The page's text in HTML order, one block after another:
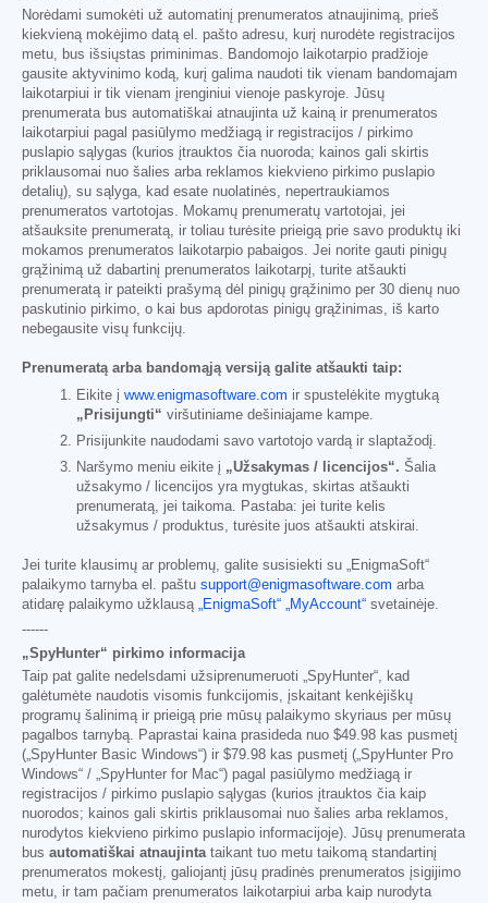
Norėdami sumokėti už automatinį prenumeratos atnaujinimą, prieš
kiekvieną mokėjimo datą el. pašto adresu, kurį nurodėte registracijos
metu, bus išsiųstas priminimas. Bandomojo laikotarpio pradžioje
gausite aktyvinimo kodą, kurį galima naudoti tik vienam bandomajam
laikotarpiui ir tik vienam įrenginiui vienoje paskyroje. Jūsų
prenumerata bus automatiškai atnaujinta už kainą ir prenumeratos
laikotarpiui pagal pasiūlymo medžiagą ir registracijos / pirkimo
puslapio sąlygas (kurios įtrauktos čia nuoroda; kainos gali skirtis
priklausomai nuo šalies arba reklamos kiekvieno pirkimo puslapio
detalių), su sąlyga, kad esate nuolatinės, nepertraukiamos
prenumeratos vartotojas. Mokamų prenumeratų vartotojai, jei
atšauksite prenumeratą, ir toliau turėsite prieigą prie savo produktų iki
mokamos prenumeratos laikotarpio pabaigos. Jei norite gauti pinigų
grąžinimą už dabartinį prenumeratos laikotarpį, turite atšaukti
prenumeratą ir pateikti prašymą dėl pinigų grąžinimo per 30 dienų nuo
paskutinio pirkimo, o kai bus apdorotas pinigų grąžinimas, iš karto
nebegausite visų funkcijų.
Prenumeratą arba bandomąją versiją galite atšaukti taip:
Eikite į www.enigmasoftware.com ir spustelėkite mygtuką
„Prisijungti“ viršutiniame dešiniajame kampe.
Prisijunkite naudodami savo vartotojo vardą ir slaptažodį.
Naršymo meniu eikite į „Užsakymas / licencijos“. Šalia
užsakymo / licencijos yra mygtukas, skirtas atšaukti
prenumeratą, jei taikoma. Pastaba: jei turite kelis
užsakymus / produktus, turėsite juos atšaukti atskirai.
Jei turite klausimų ar problemų, galite susisiekti su „EnigmaSoft“
palaikymo tarnyba el. paštu support@enigmasoftware.com arba
atidarę palaikymo užklausą „EnigmaSoft“ „MyAccount“ svetainėje.
------
„SpyHunter“ pirkimo informacija
Taip pat galite nedelsdami užsiprenumeruoti „SpyHunter“, kad
galėtumėte naudotis visomis funkcijomis, įskaitant kenkėjiškų
programų šalinimą ir prieigą prie mūsų palaikymo skyriaus per mūsų
pagalbos tarnybą. Paprastai kaina prasideda nuo $49.98 kas pusmetį
(„SpyHunter Basic Windows“) ir $79.98 kas pusmetį („SpyHunter Pro
Windows“ / „SpyHunter for Mac“) pagal pasiūlymo medžiagą ir
registracijos / pirkimo puslapio sąlygas (kurios įtrauktos čia kaip
nuorodos; kainos gali skirtis priklausomai nuo šalies arba reklamos,
nurodytos kiekvieno pirkimo puslapio informacijoje). Jūsų prenumerata
bus automatiškai atnaujintataikant tuo metu taikomą standartinį
prenumeratos mokestį, galiojantį jūsų pradinės prenumeratos įsigijimo
metu, ir tam pačiam prenumeratos laikotarpiui arba kaip nurodyta